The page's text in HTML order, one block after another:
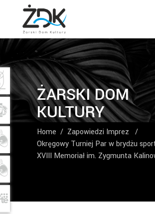
ŻARSKI DOM
KULTURY
Home / Zapowiedzi Imprez
/
Okręgowy Turniej Par w brydżu
XVIII Memoriał im. Zygmunta